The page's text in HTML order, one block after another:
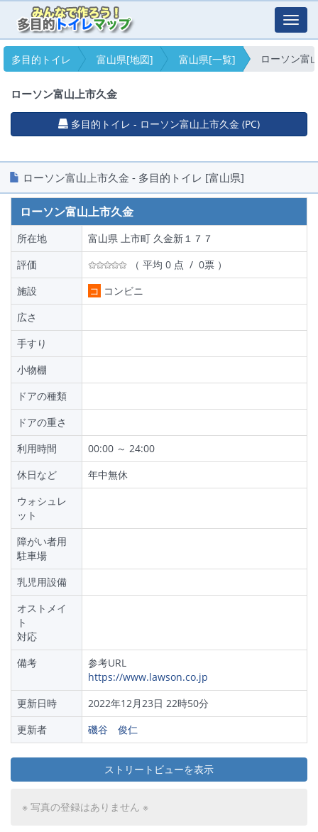
多目的トイレ
富山県[地図] 富山県[一覧] ローソン富
ローソン富山上市久金
多目的トイレ - ローソン富山上市久金 (PC)
ローソン富山上市久金 - 多目的トイレ [富山県]
ローソン富山上市久金
所在地
富山県 上市町 久金新１７７
評価
（ 平均 0 点 / 0票 ）
施設
コ コンビニ
広さ
手すり
小物棚
ドアの種類
ドアの重さ
利用時間
00:00 ～ 24:00
休日など
年中無休
ウォシュレ
ット
障がい者用
駐車場
乳児用設備
オストメイ
ト
対応
備考
参考URL
https://www.lawson.co.jp
更新日時
2022年12月23日 22時50分
更新者
磯谷 俊仁
ストリートビューを表示
※ 写真の登録はありません ※